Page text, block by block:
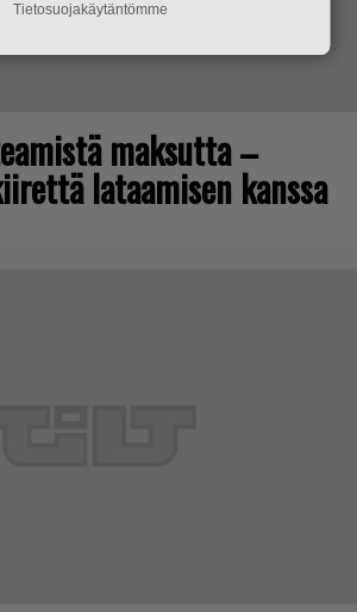
maksutta –
lataamisen kanssa
Tietosuojakäytäntömme